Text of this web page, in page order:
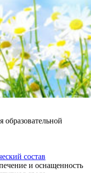
образовательной
состав
и оснащенность